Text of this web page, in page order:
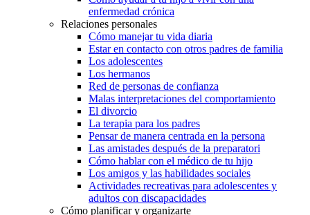
enfermedad crónica
Relaciones personales
Cómo manejar tu vida diaria
Estar en contacto con otros padres de familia
Los adolescentes
Los hermanos
Red de personas de confianza
Malas interpretaciones del comportamiento
El divorcio
La terapia para los padres
Pensar de manera centrada en la persona
Las amistades después de la preparatori
Cómo hablar con el médico de tu hijo
Los amigos y las habilidades sociales
Actividades recreativas para adolescentes y
adultos con discapacidades
Cómo planificar y organizarte